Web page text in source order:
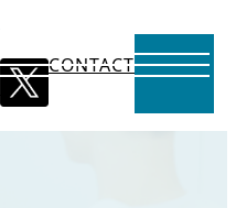
CONTACT